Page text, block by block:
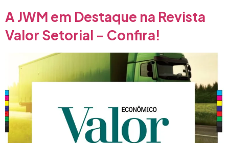
A JWM em Destaque na Revista
Valor Setorial – Confira!